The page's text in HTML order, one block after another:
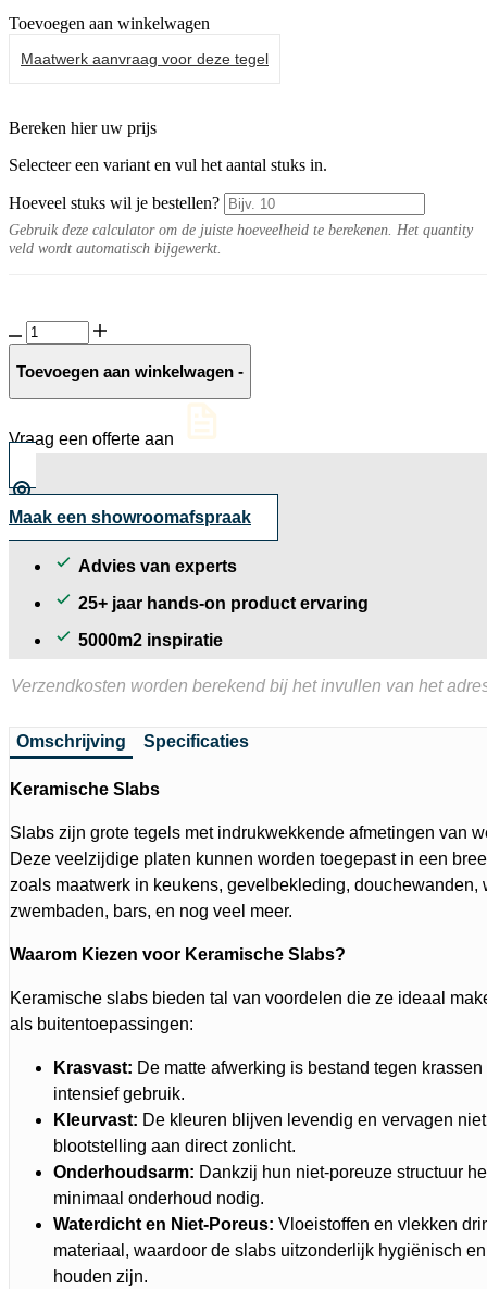
Toevoegen aan winkelwagen
Maatwerk aanvraag voor deze tegel
Bereken hier uw prijs
Selecteer een variant en vul het aantal stuks in.
Hoeveel stuks wil je bestellen?
Gebruik deze calculator om de juiste hoeveelheid te berekenen. Het quantity
veld wordt automatisch bijgewerkt.
Keramische
slab
Pompei
Toevoegen aan winkelwagen -
Vraag een offerte aan
Maak een showroomafspraak
Advies van experts
25+ jaar hands-on product ervaring
5000m2 inspiratie
Verzendkosten worden berekend bij het invullen van het
Omschrijving Specificaties
Keramische Slabs
Slabs zijn grote tegels met indrukwekkende afmetingen van
Deze veelzijdige platen kunnen worden toegepast in een
zoals maatwerk in keukens, gevelbekleding, douchewanden,
zwembaden, bars, en nog veel meer.
Waarom Kiezen voor Keramische Slabs?
Keramische slabs bieden tal van voordelen die ze ideaal
als buitentoepassingen:
Krasvast: De matte afwerking is bestand tegen
intensief gebruik.
Kleurvast: De kleuren blijven levendig en vervagen
blootstelling aan direct zonlicht.
Onderhoudsarm: Dankzij hun niet-poreuze structuur
minimaal onderhoud nodig.
Waterdicht en Niet-Poreus: Vloeistoffen en vlekken
materiaal, waardoor de slabs uitzonderlijk hygiënisch
houden zijn.